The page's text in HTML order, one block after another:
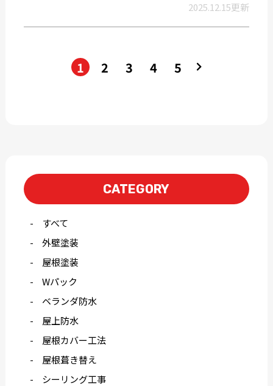
2025.12.15更新
1 2 3 4 5
CATEGORY
すべて
外壁塗装
屋根塗装
Wパック
ベランダ防水
屋上防水
屋根カバー工法
屋根葺き替え
シーリング工事